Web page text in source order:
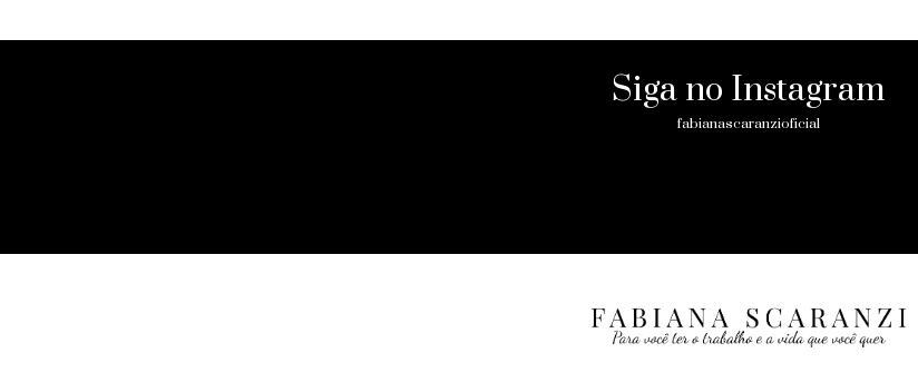
Siga no Instagram
fabianascaranzioficial